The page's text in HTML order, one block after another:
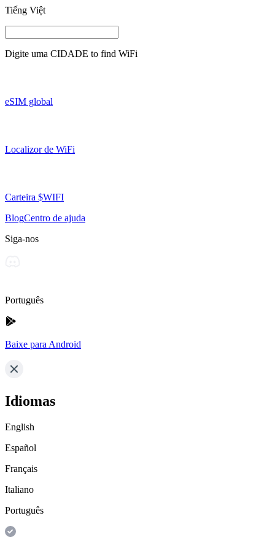
Tiếng Việt
Digite uma CIDADE to find WiFi
eSIM global
Localizor de WiFi
Carteira $WIFI
BlogCentro de ajuda
Siga-nos
Português
Baixe para Android
Idiomas
English
Español
Français
Italiano
Português